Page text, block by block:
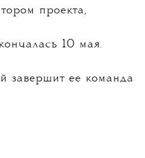
проекта,
10 мая.
завершит ее команда